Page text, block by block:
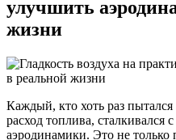
улучшить
жизни
Каждый, кто хоть раз
расход топлива, сталкивался
аэродинамики. Это не